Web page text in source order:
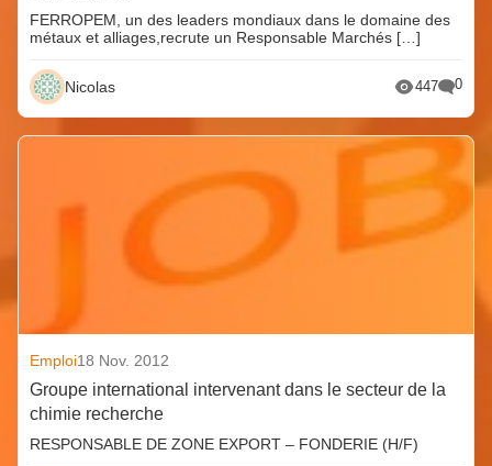
FERROPEM, un des leaders mondiaux dans le domaine des
métaux et alliages,recrute un Responsable Marchés […]
Nicolas 447 0
Emploi18 Nov. 2012
Groupe international intervenant dans le secteur de la
chimie recherche
RESPONSABLE DE ZONE EXPORT – FONDERIE (H/F)